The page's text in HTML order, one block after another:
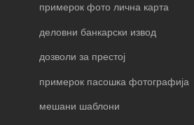
примерок фото лична карта
деловни банкарски извод
дозволи за престој
примерок пасошка фотографија
мешани шаблони